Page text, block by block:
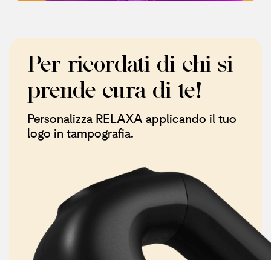
Per ricordati di chi si
prende cura di te!​
Personalizza RELAXA applicando il tuo
logo in tampografia.​